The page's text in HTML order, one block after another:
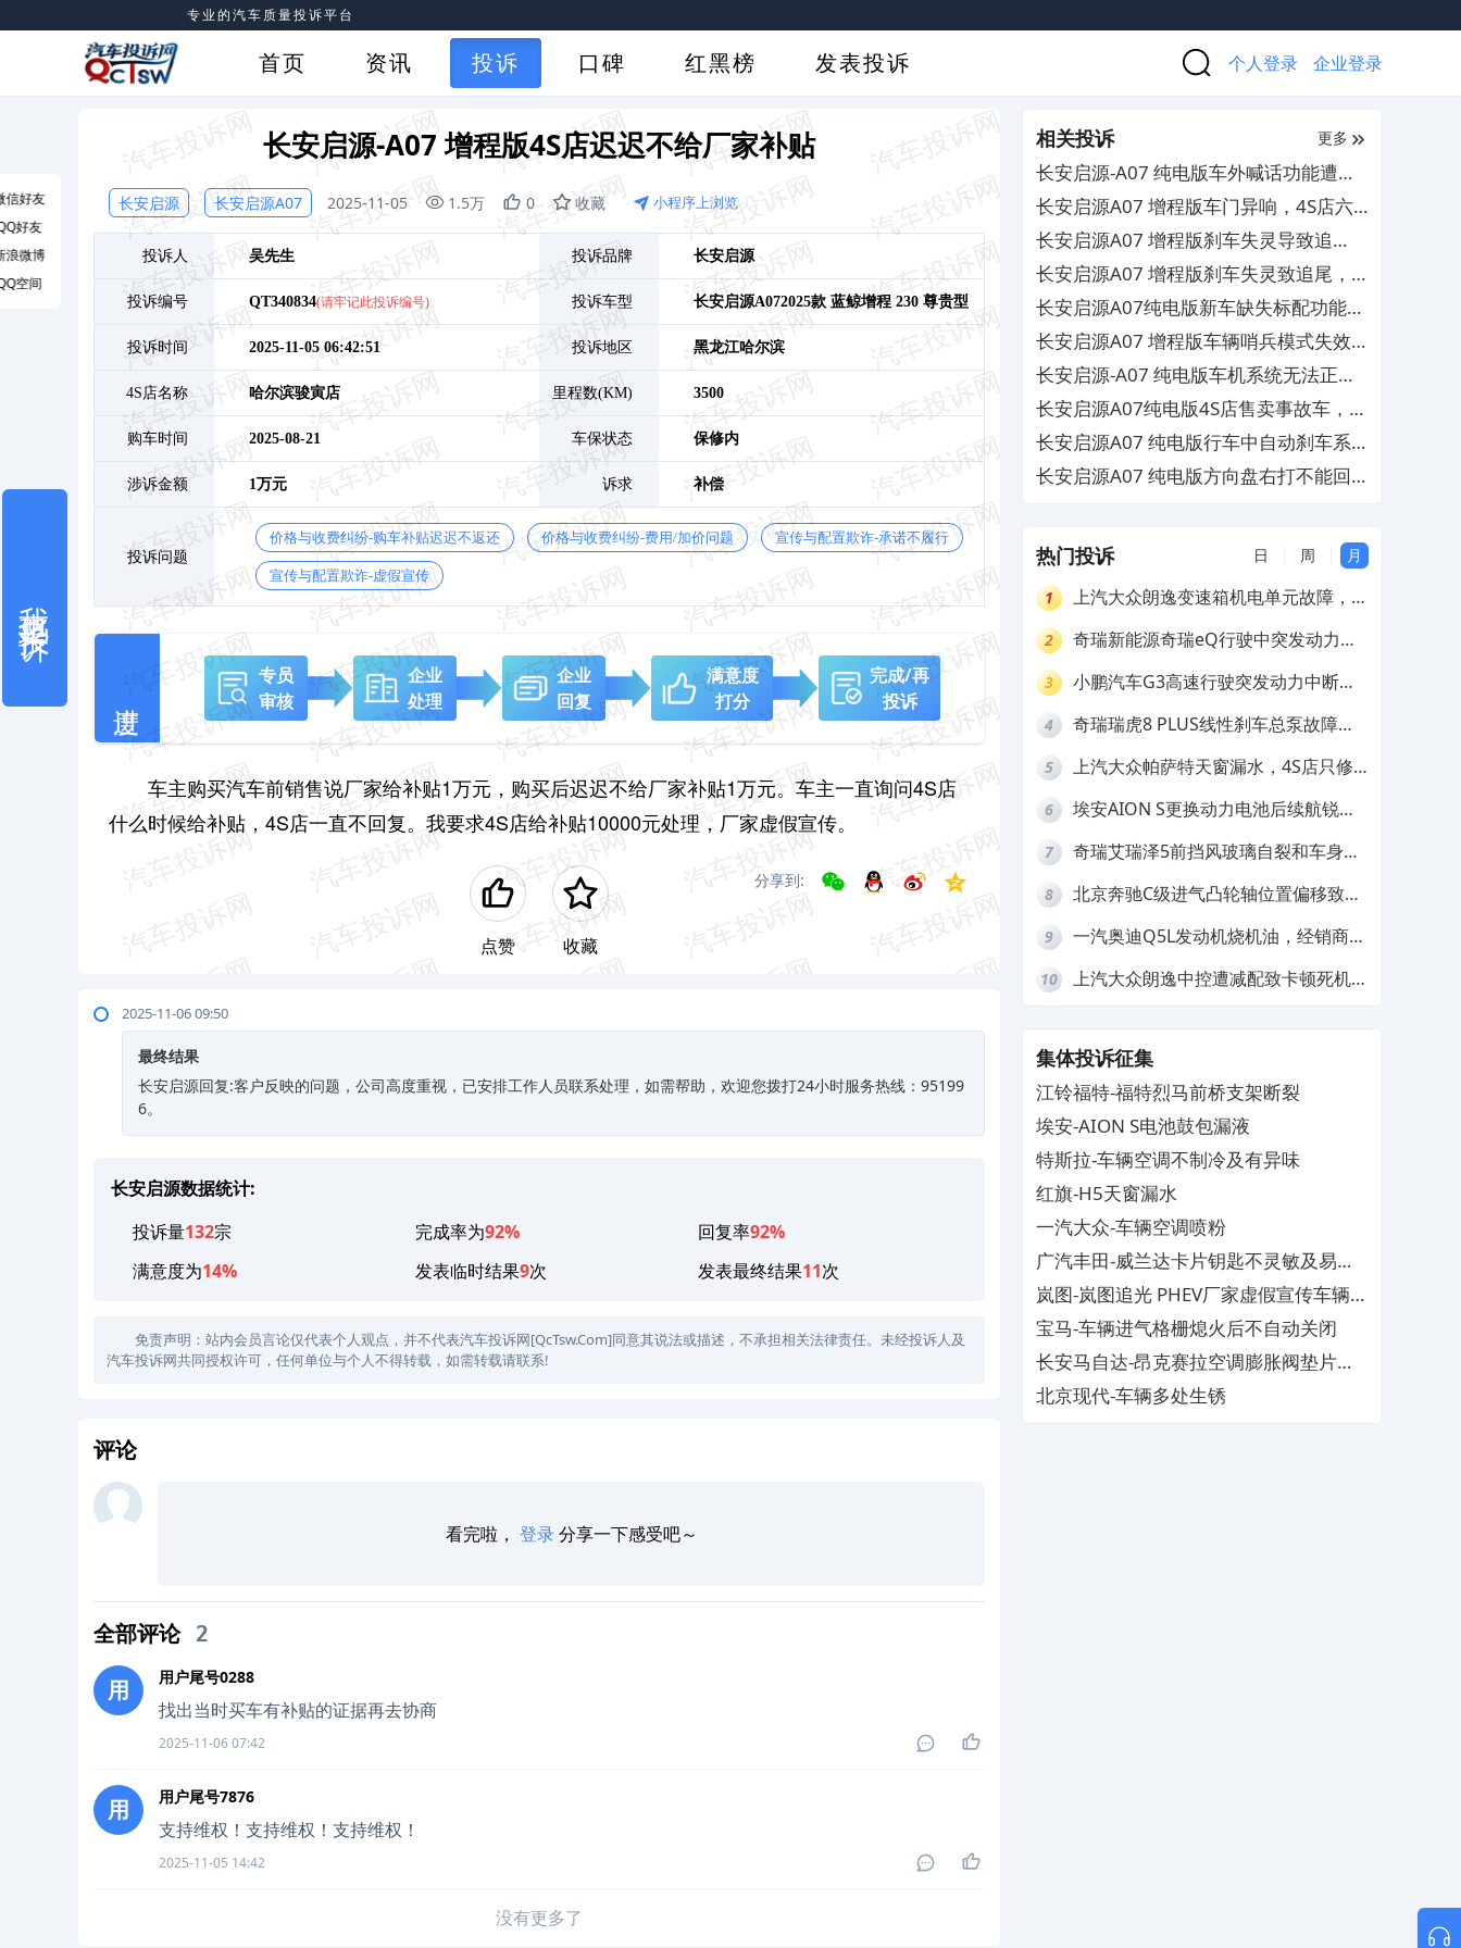
专业的汽车质量投诉平台
首页 资讯 投诉 口碑 红黑榜 发表投诉 个人登录 企业登录
长安启源-A07 增程版4S店迟迟不给厂家补贴
长安启源 长安启源A07 2025-11-05 1.5万 0 收藏 小程序上浏览
投诉人 吴先生 投诉品牌 长安启源
投诉编号 QT340834(请牢记此投诉编号) 投诉车型 长安启源A072025款 蓝鲸增程 230 尊贵型
投诉时间 2025-11-05 06:42:51 投诉地区 黑龙江哈尔滨
4S店名称 哈尔滨骏寅店 里程数(KM) 3500
购车时间 2025-08-21 车保状态 保修内
涉诉金额 1万元 诉求 补偿
投诉问题
价格与收费纠纷-购车补贴迟迟不返还 价格与收费纠纷-费用/加价问题 宣传与配置欺诈-承诺不履行
宣传与配置欺诈-虚假宣传
专员
审核
企业
处理
企业
回复
满意度
打分
完成/再
投诉
车主购买汽车前销售说厂家给补贴1万元，购买后迟迟不给厂家补贴1万元。车主一直询问4S店
什么时候给补贴，4S店一直不回复。我要求4S店给补贴10000元处理，厂家虚假宣传。
点赞 收藏
分享到:
2025-11-06 09:50
最终结果
长安启源回复:客户反映的问题，公司高度重视，已安排工作人员联系处理，如需帮助，欢迎您拨打24小时服务热线：95199
6。
长安启源数据统计:
投诉量132宗 完成率为92% 回复率92%
满意度为14% 发表临时结果9次 发表最终结果11次
免责声明：站内会员言论仅代表个人观点，并不代表汽车投诉网[QcTsw.Com]同意其说法或描述，不承担相关法律责任。未经投诉人及
汽车投诉网共同授权许可，任何单位与个人不得转载，如需转载请联系!
评论
看完啦， 登录分享一下感受吧～
全部评论 2
用 用户尾号0288
找出当时买车有补贴的证据再去协商
2025-11-06 07:42
用 用户尾号7876
支持维权！支持维权！支持维权！
2025-11-05 14:42
没有更多了
相关投诉 更多
长安启源-A07 纯电版车外喊话功能遭厂
家减配
长安启源A07 增程版车门异响，4S店六
次维修无果
长安启源A07 增程版刹车失灵导致追
尾，厂家却声称质量正常
长安启源A07 增程版刹车失灵致追尾，
厂家却声称质量正常
长安启源A07纯电版新车缺失标配功能，
厂家欺骗消费者
长安启源A07 增程版车辆哨兵模式失效
和车门异响严重，要求售后作出赔偿
长安启源-A07 纯电版车机系统无法正常
升级
长安启源A07纯电版4S店售卖事故车，欺
诈消费者
长安启源A07 纯电版行车中自动刹车系
统AEB无效，厂家虚假宣传欺骗消费者
长安启源A07 纯电版方向盘右打不能回
热门投诉 日 周 月
1
上汽大众朗逸变速箱机电单元故障，厂
2
奇瑞新能源奇瑞eQ行驶中突发动力受
拒绝三电质保
3
小鹏汽车G3高速行驶突发动力中断，
4
奇瑞瑞虎8 PLUS线性刹车总泵故障，
5
上汽大众帕萨特天窗漏水，4S店只修
6
埃安AION S更换动力电池后续航锐
7
奇瑞艾瑞泽5前挡风玻璃自裂和车身多
8
北京奔驰C级进气凸轮轴位置偏移致发
9
一汽奥迪Q5L发动机烧机油，经销商推
10
上汽大众朗逸中控遭减配致卡顿死机，
集体投诉征集
江铃福特-福特烈马前桥支架断裂
埃安-AION S电池鼓包漏液
特斯拉-车辆空调不制冷及有异味
红旗-H5天窗漏水
一汽大众-车辆空调喷粉
广汽丰田-威兰达卡片钥匙不灵敏及易消
磁
岚图-岚图追光 PHEV厂家虚假宣传车辆配
置与功能
宝马-车辆进气格栅熄火后不自动关闭
长安马自达-昂克赛拉空调膨胀阀垫片生
锈
北京现代-车辆多处生锈
信好友
好友
浪微博
空间